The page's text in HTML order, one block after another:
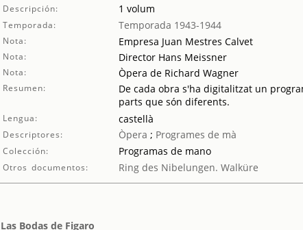
Descripción: 1 volum
Temporada: Temporada 1943-1944
Nota: Empresa Juan Mestres Calvet
Nota: Director Hans Meissner
Nota: Òpera de Richard Wagner
Resumen:
De cada obra s'ha digitalitzat un
parts que són diferents.
Lengua: castellà
Descriptores: Òpera ; Programes de mà
Colección: Programas de mano
Otros documentos: Ring des Nibelungen. Walküre
Las Bodas de Figaro